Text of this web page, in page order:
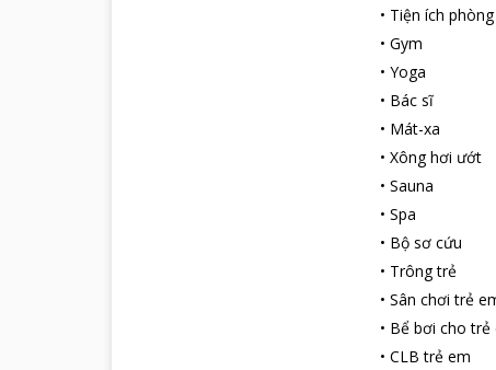
• Tiện ích
• Gym
• Yoga
• Bác sĩ
• Mát-xa
• Xông hơi ướt
• Sauna
• Spa
• Bộ sơ cứu
• Trông trẻ
• Sân chơi trẻ
• Bể bơi cho trẻ
• CLB trẻ em